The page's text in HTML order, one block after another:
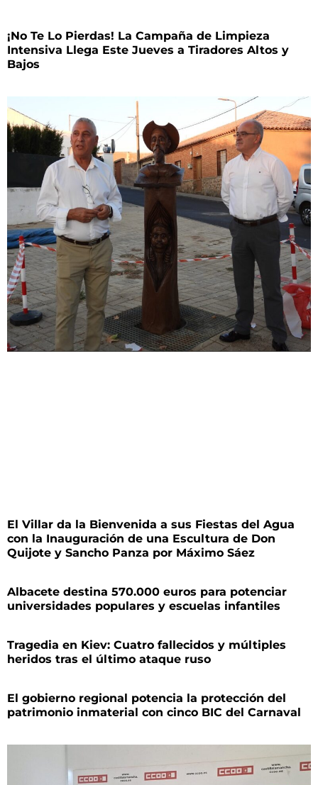
¡No Te Lo Pierdas! La Campaña de Limpieza
Intensiva Llega Este Jueves a Tiradores Altos y
Bajos
El Villar da la Bienvenida a sus Fiestas del Agua
con la Inauguración de una Escultura de Don
Quijote y Sancho Panza por Máximo Sáez
Albacete destina 570.000 euros para potenciar
universidades populares y escuelas infantiles
Tragedia en Kiev: Cuatro fallecidos y múltiples
heridos tras el último ataque ruso
El gobierno regional potencia la protección del
patrimonio inmaterial con cinco BIC del Carnaval